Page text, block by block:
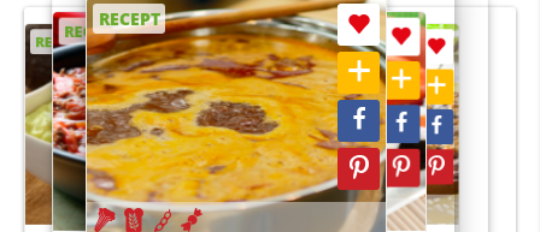
RECEPT
RECEPT
RECEPT
RECEPT
RECEPT